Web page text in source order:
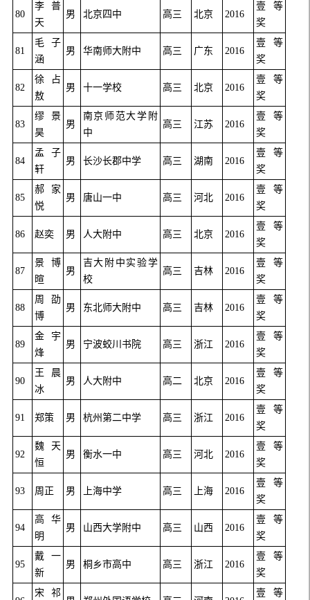
80
李普
天
男 北京四中 高三 北京 2016
壹等
奖
81
毛子
涵
男 华南师大附中 高三 广东 2016
壹等
奖
82
徐占
敖
男 十一学校 高三 北京 2016
壹等
奖
83
缪景
昊
男
南京师范大学附
中
高三 江苏 2016
壹等
奖
84
孟子
轩
男 长沙长郡中学 高三 湖南 2016
壹等
奖
85
郝家
悦
男 唐山一中 高三 河北 2016
壹等
奖
86 赵奕 男 人大附中 高三 北京 2016
壹等
奖
87
景博
暄
男
吉大附中实验学
校
高三 吉林 2016
壹等
奖
88
周劭
博
男 东北师大附中 高三 吉林 2016
壹等
奖
89
金宇
烽
男 宁波蛟川书院 高三 浙江 2016
壹等
奖
90
王晨
冰
男 人大附中 高二 北京 2016
壹等
奖
91 郑策 男 杭州第二中学 高三 浙江 2016
壹等
奖
92
魏天
恒
男 衡水一中 高三 河北 2016
壹等
奖
93 周正 男 上海中学 高三 上海 2016
壹等
奖
94
高华
明
男 山西大学附中 高三 山西 2016
壹等
奖
95
戴一
新
男 桐乡市高中 高三 浙江 2016
壹等
奖
宋祁
壹等